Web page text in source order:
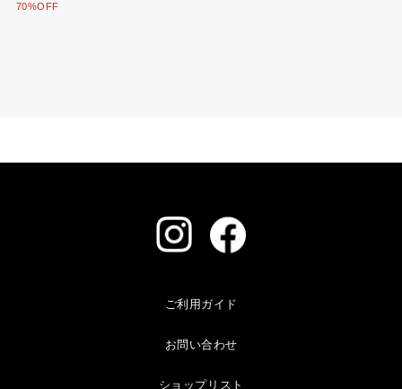
70%OFF
ご利用ガイド
お問い合わせ
ショップリスト